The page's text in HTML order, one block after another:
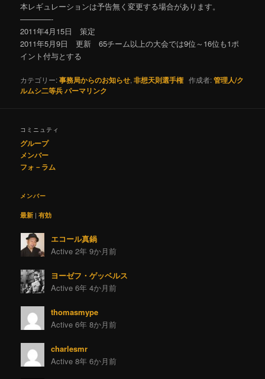
本レギュレーションは予告無く変更する場合があります。
————-
2011年4月15日 策定
2011年5月9日 更新 65チーム以上の大会では9位～16位も1ポ
イント付与とする
カテゴリー:事務局からのお知らせ,非想天則選手権 作成者:管理人/ク
ルムシ二等兵パーマリンク
コミニュティ
グループ
メンバー
フォ－ラム
メンバー
最新 | 有効
エコール真鍋
Active 2年 9か月前
ヨーゼフ・ゲッベルス
Active 6年 4か月前
thomasmype
Active 6年 8か月前
charlesmr
Active 8年 6か月前